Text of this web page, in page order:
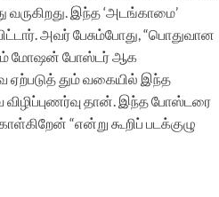
இந்த ‘அடங்காமை’
அவர் பேசும்போது, “பொதுவான
மோஷன் போஸ்டர் ஆக
ஏற்படுத் தும் வகையில் இந்த
தான். இந்த போஸ்டரை
“என்று கூறிப் படக்குழு